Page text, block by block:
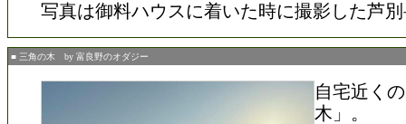
写真は御料ハウスに着いた時に撮影した芦
■ 三角の木 by 富良野のオダジー
自宅近く
木」。